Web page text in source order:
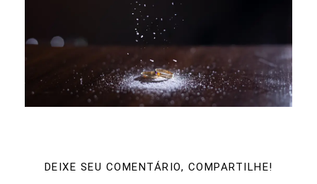
DEIXE SEU COMENTÁRIO, COMPARTILHE!